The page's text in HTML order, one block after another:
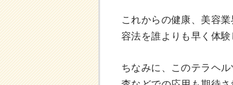
これからの健康、美容
容法を誰よりも早く体
ちなみに、このテラヘ